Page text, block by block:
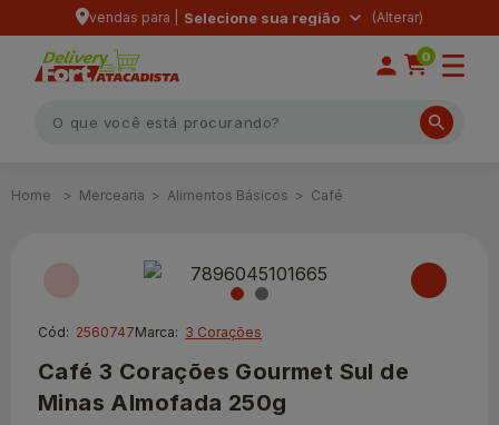
vendas para | Selecione sua região
0
Mercearia Alimentos Básicos Café
Cód: 2560747Marca: 3 Corações
Café 3 Corações Gourmet Sul de
Minas Almofada 250g